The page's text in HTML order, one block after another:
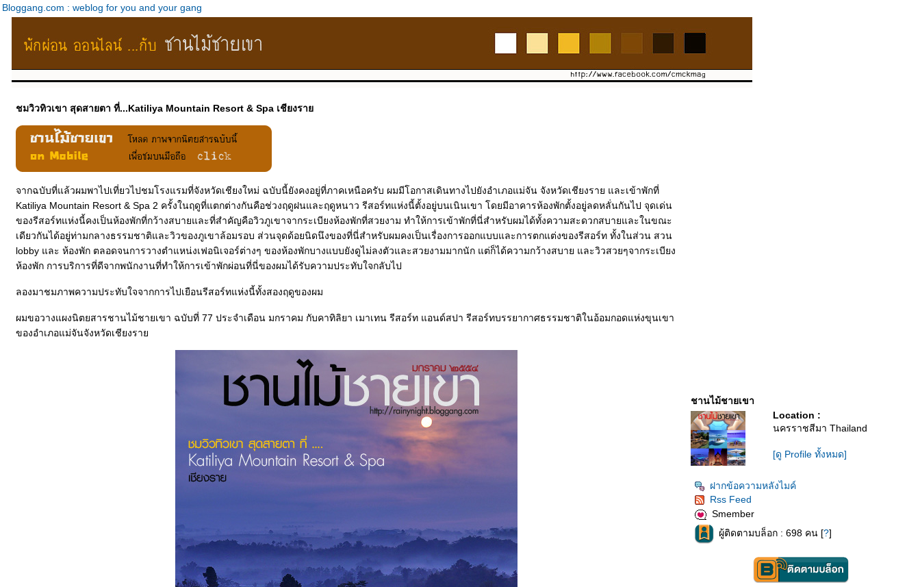
Bloggang.com : weblog for you and your gang
ชมวิวทิวเขา สุดสายตา ที่...Katiliya Mountain Resort & Spa เชียงรา
จากฉบับที่แล้วผมพาไปเที่ยวไปชมโรงแรมที่จังหวัดเชียงใหม่ ฉบับนี้ยังคงอยู่ที่ภาคเหนือครับ ผมมีโอกาสเดินทางไปยังอำเภอแม่จัน จังหวัดเชียงราย และเข้าพักที่
Katiliya Mountain Resort & Spa 2 ครั้งในฤดูที่แตกต่างกันคือช่วงฤดูฝนและฤดูหนาว รีสอร์ทแห่งนี้ตั้งอยู่บนเนินเขา โดยมีอาคารห้องพักตั้งอยู่ลดหลั่นกันไป จุดเด่น
ของรีสอร์ทแห่งนี้คงเป็นห้องพักที่กว้างสบายและที่สำคัญคือวิวภูเขาจากระเบียงห้องพักที่สวยงาม ทำให้การเข้าพักที่นี่สำหรับผมได้ทั้งความสะดวกสบายและในขณะ
เดียวกันได้อยู่ท่ามกลางธรรมชาติและวิวของภูเขาล้อมรอบ ส่วนจุดด้อยนิดนึงของที่นี่สำหรับผมคงเป็นเรื่องการออกแบบและการตกแต่งของรีสอร์ท ทั้งในส่วน สวน
lobby และ ห้องพัก ตลอดจนการวางตำแหน่งเฟอนิเจอร์ต่างๆ ของห้องพักบางแบบยังดูไม่ลงตัวและสวยงามมากนัก แต่ก็ได้ความกว้างสบาย และวิวสวยๆจากระเบียง
ห้องพัก การบริการที่ดีจากพนักงานที่ทำให้การเข้าพักผ่อนที่นี่ของผมได้รับความประทับใจกลับไป
ลองมาชมภาพความประทับใจจากการไปเยือนรีสอร์ทแห่งนี้ทั้งสองฤดูของผม
ผมขอวางแผงนิตยสารชานไม้ชายเขา ฉบับที่ 77 ประจำเดือน มกราคม กับคาทิลิยา เมาเทน รีสอร์ท แอนด์สปา รีสอร์ทบรรยากาศธรรมชาติในอ้อมกอดแห่งขุนเขา
ของอำเภอแม่จันจังหวัดเชียงรา
ชานไม้ชายเขา
Location :
นครราชสีมา Thailand
[ดู Profile ทั้งหมด]
ฝากข้อความหลังไมค์
Rss Feed
Smember
ผู้ติดตามบล็อก : 698 คน [?]